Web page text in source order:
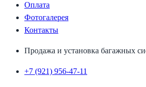
Оплата
Фотогалерея
Контакты
Продажа и установка багажных
+7 (921) 956-47-11